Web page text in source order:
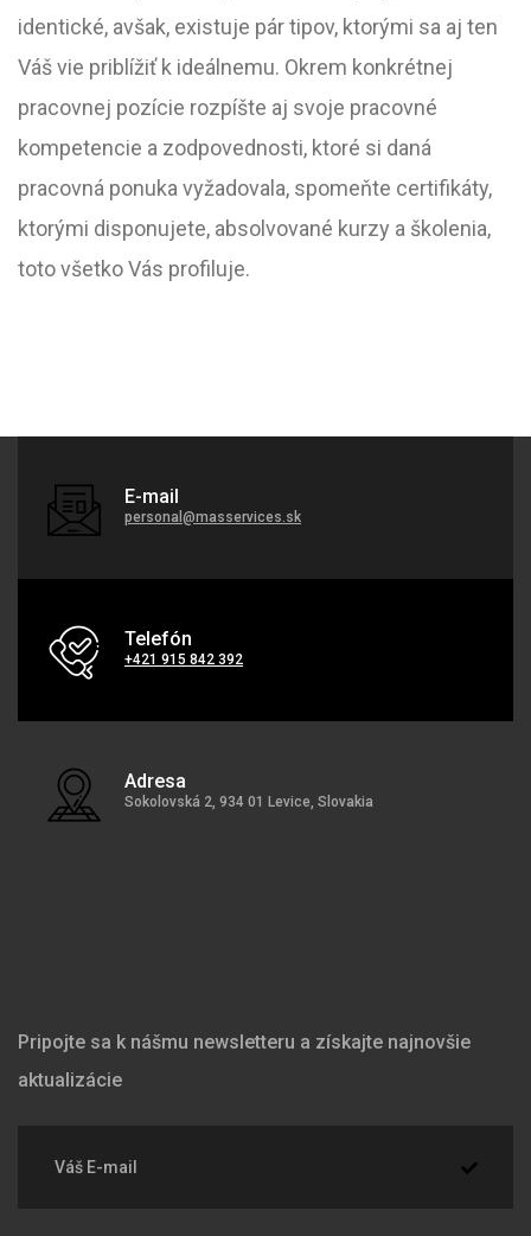
identické, avšak, existuje pár tipov, ktorými sa aj ten
Váš vie priblížiť k ideálnemu. Okrem konkrétnej
pracovnej pozície rozpíšte aj svoje pracovné
kompetencie a zodpovednosti, ktoré si daná
pracovná ponuka vyžadovala, spomeňte certifikáty,
ktorými disponujete, absolvované kurzy a školenia,
toto všetko Vás profiluje.
E-mail
personal@masservices.sk
Telefón
+421 915 842 392
Adresa
Sokolovská 2, 934 01 Levice, Slovakia
Pripojte sa k nášmu newsletteru a získajte najnovšie
aktualizácie